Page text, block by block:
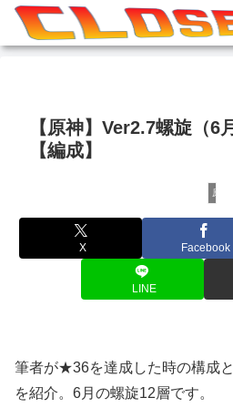
【原神】Ver2.7螺旋（6
【編成】
原神
X Facebook
LINE
筆者が★36を達成した時の構成
を紹介。6月の螺旋12層です。